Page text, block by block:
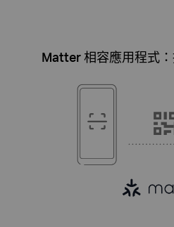
Matter 相容應用程式